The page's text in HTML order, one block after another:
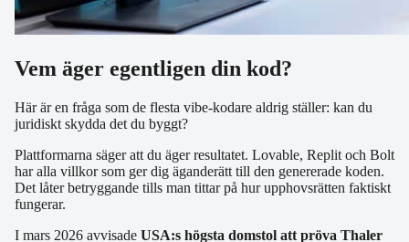
Vem äger egentligen din kod?
Här är en fråga som de flesta vibe-kodare aldrig ställer: kan du
juridiskt skydda det du byggt?
Plattformarna säger att du äger resultatet. Lovable, Replit och Bolt
har alla villkor som ger dig äganderätt till den genererade koden.
Det låter betryggande tills man tittar på hur upphovsrätten faktiskt
fungerar.
I mars 2026 avvisade USA:s högsta domstol att pröva Thaler